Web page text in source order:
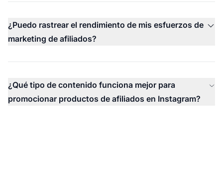
¿Puedo rastrear el rendimiento de mis esfuerzos de
marketing de afiliados?
¿Qué tipo de contenido funciona mejor para
promocionar productos de afiliados en Instagram?